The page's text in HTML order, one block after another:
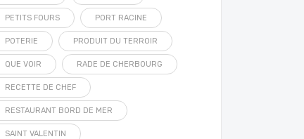
PETITS FOURS PORT RACINE
POTERIE PRODUIT DU TERROIR
QUE VOIR RADE DE CHERBOURG
RECETTE DE CHEF
RESTAURANT BORD DE MER
SAINT VALENTIN